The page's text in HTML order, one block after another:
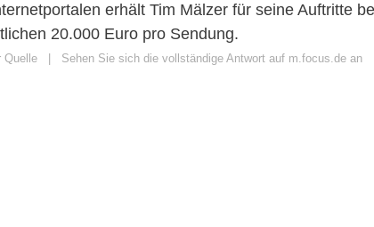
erhält Tim Mälzer für seine Auftritte
20.000 Euro pro Sendung.
Quelle Sehen Sie sich die vollständige Antwort auf m.focus.de an